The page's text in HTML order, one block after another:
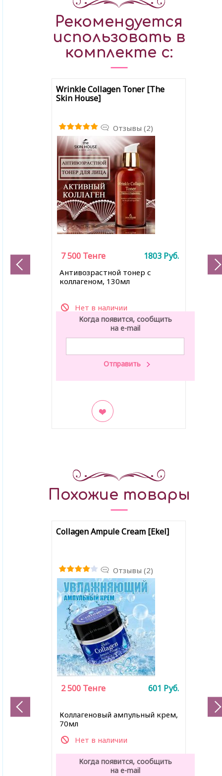
Рекомендуется
использовать в
комплекте с:
Wrinkle Collagen Toner [The
Skin House]
Отзывы (2)
Антивозрастной тонер с
коллагеном, 130мл
Нет в наличии
7 500 Тенге 1803 Руб.
Когда появится, сообщить
на e-mail
Похожие товары
Collagen Ampule Cream [Ekel]
Отзывы (2)
Коллагеновый ампульный крем,
70мл
Нет в наличии
2 500 Тенге 601 Руб.
Когда появится, сообщить
на e-mail